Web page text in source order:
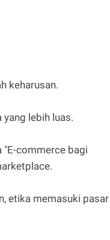
keharusan.
lebih luas.
commerce bagi
etika memasuki pasar